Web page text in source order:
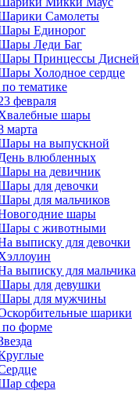
Самолеты
Единорог
Леди Баг
Принцессы Дисней
Холодное сердце
тематике
февраля
шары
марта
на выпускной
влюбленных
на девичник
для девочки
для мальчиков
шары
с животными
выписку для девочки
выписку для мальчика
для девушки
для мужчины
шарики
форме
сфера